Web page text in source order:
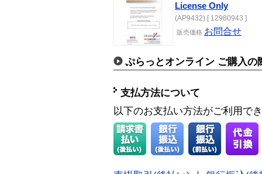
License Only
(AP9432) [ 12980943 ]
販売価格 お問合せ
ぷらっとオンライン ご購入の
支払方法について
以下のお支払い方法がご利用で